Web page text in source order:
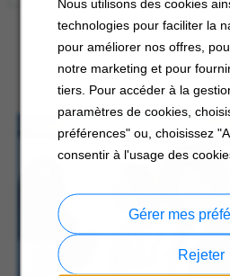
Nous utilisons des cookies
technologies pour faciliter la
pour améliorer nos offres,
notre marketing et pour
tiers. Pour accéder à la
paramètres de cookies,
préférences" ou, choisissez
consentir à l'usage des
Rejeter
Gérer mes
EN SAVOIR PLUS